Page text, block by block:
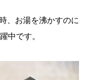
、お湯を沸かすのに
中です。